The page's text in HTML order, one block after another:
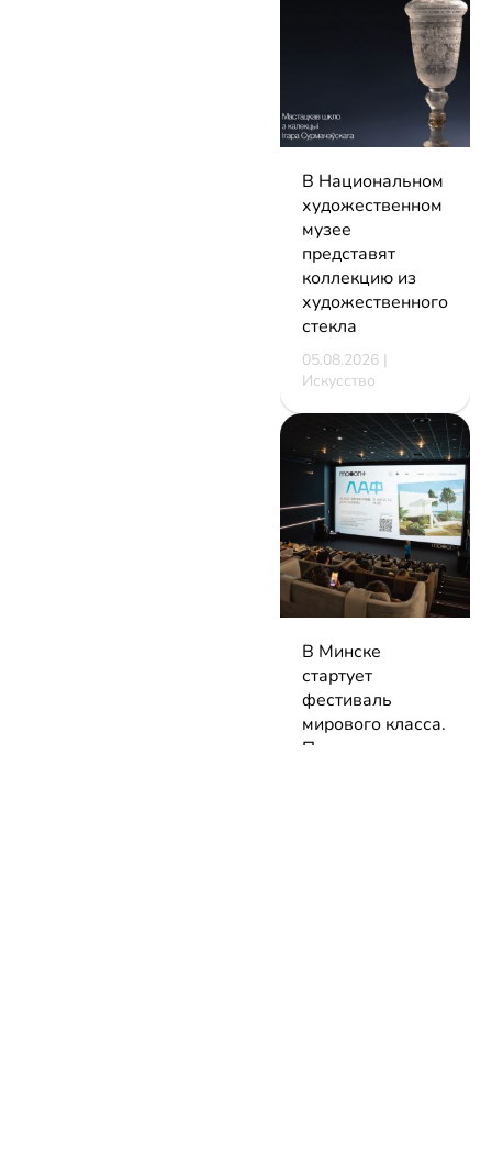
В Национальном
художественном
музее
представят
коллекцию из
художественного
стекла
05.08.2026 |
Искусство
В Минске
стартует
фестиваль
мирового класса.
Покажут